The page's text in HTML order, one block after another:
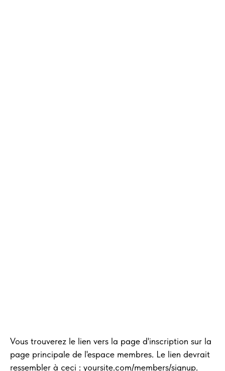
Vous trouverez le lien vers la page d'inscription sur la
page principale de l'espace membres. Le lien devrait
ressembler à ceci : yoursite.com/members/signup.